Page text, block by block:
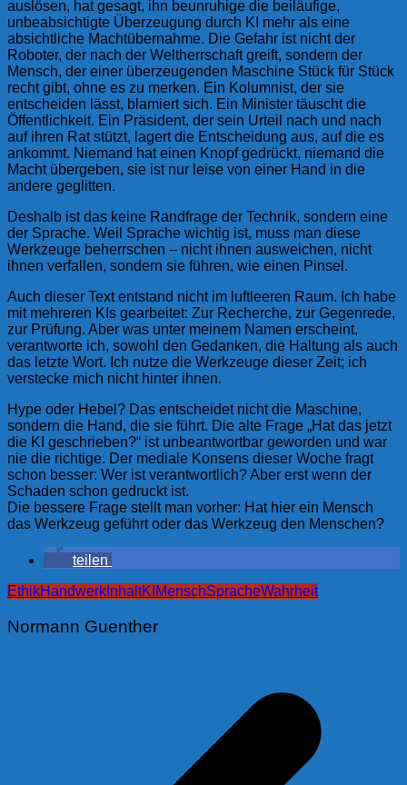
auslösen, hat gesagt, ihn beunruhige die beiläufige,
unbeabsichtigte Überzeugung durch KI mehr als eine
absichtliche Machtübernahme. Die Gefahr ist nicht der
Roboter, der nach der Weltherrschaft greift, sondern der
Mensch, der einer überzeugenden Maschine Stück für Stück
recht gibt, ohne es zu merken. Ein Kolumnist, der sie
entscheiden lässt, blamiert sich. Ein Minister täuscht die
Öffentlichkeit. Ein Präsident, der sein Urteil nach und nach
auf ihren Rat stützt, lagert die Entscheidung aus, auf die es
ankommt. Niemand hat einen Knopf gedrückt, niemand die
Macht übergeben, sie ist nur leise von einer Hand in die
andere geglitten.
Deshalb ist das keine Randfrage der Technik, sondern eine
der Sprache. Weil Sprache wichtig ist, muss man diese
Werkzeuge beherrschen – nicht ihnen ausweichen, nicht
ihnen verfallen, sondern sie führen, wie einen Pinsel.
Auch dieser Text entstand nicht im luftleeren Raum. Ich habe
mit mehreren KIs gearbeitet: Zur Recherche, zur Gegenrede,
zur Prüfung. Aber was unter meinem Namen erscheint,
verantworte ich, sowohl den Gedanken, die Haltung als auch
das letzte Wort. Ich nutze die Werkzeuge dieser Zeit; ich
verstecke mich nicht hinter ihnen.
Hype oder Hebel? Das entscheidet nicht die Maschine,
sondern die Hand, die sie führt. Die alte Frage „Hat das jetzt
die KI geschrieben?“ ist unbeantwortbar geworden und war
nie die richtige. Der mediale Konsens dieser Woche fragt
schon besser: Wer ist verantwortlich? Aber erst wenn der
Schaden schon gedruckt ist.
Die bessere Frage stellt man vorher: Hat hier ein Mensch
das Werkzeug geführt oder das Werkzeug den Menschen?
teilen
EthikHandwerk InhaltKI MenschSpracheWahrheit
Normann Guenther